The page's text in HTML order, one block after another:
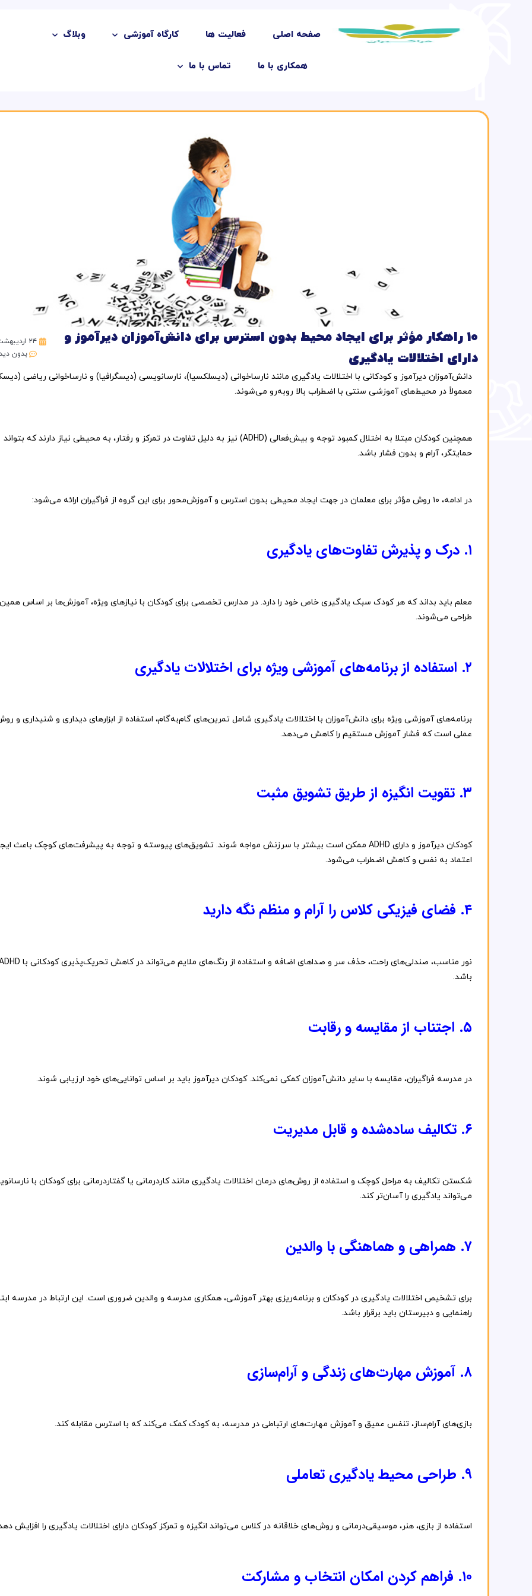
صفحه اصلی فعالیت ها کارگاه آموزشی وبلاگ
همکاری با ما تماس با ما
۱۰ راهکار مؤثر برای ایجاد محیط بدون استرس برای دانش‌آموزان دیرآموز و
دارای اختلالات یادگیری
۲۴ اردیبهشت ۱۴۰۴
بدون
دانش‌آموزان دیرآموز وکودکانی با اختلالات یادگیری مانند نارساخوانی (دیسلکسیا)، نارسانویسی (دیسگرافیا) و نارساخوانی ریاضی (
معمولاً در محیط‌هایآموزشی سنتی با اضطراب بالا روبه‌رو می‌شوند.
همچنینکودکان مبتلا به اختلالکمبود توجه و بیش‌فعالی (ADHD) نیز به دلیل تفاوت در تمرکز و رفتار، به محیطی نیاز دارندکه بتواند
حمایتگر،آرام و بدون فشار باشد.
در ادامه، ۱۰ روش مؤثر برای معلمان در جهت ایجاد محیطی بدون استرس وآموزش‌محور برای این گروه از فراگیران ارائه می‌شود:
۱. درک و پذیرش تفاوت‌های یادگیری
معلم باید بداندکه هرکودک سبک یادگیری خاص خود را دارد. در مدارس تخصصی برایکودکان با نیازهای ویژه،آموزش‌ها بر اساس همین
طراحی می‌شوند.
۲. استفاده از برنامه‌های آموزشی ویژه برای اختلالات یادگیری
برنامه‌هایآموزشی ویژه برای دانش‌آموزان با اختلالات یادگیری شامل تمرین‌های گام‌به‌گام، استفاده از ابزارهای دیداری و شنیداری و
عملی استکه فشارآموزش مستقیم راکاهش می‌دهد.
۳. تقویت انگیزه ازطریق تشویق مثبت
کودکان دیرآموز و دارای ADHD ممکن است بیشتر با سرزنش مواجه شوند. تشویق‌های پیوسته و توجه به پیشرفت‌هایکوچک باعث
اعتماد به نفس وکاهش اضطراب می‌شود.
۴. فضای فیزیکی کلاس را آرام و منظم نگه دارید
نور مناسب، صندلی‌های راحت، حذف سر و صداهای اضافه و استفاده از رنگ‌های ملایم می‌تواند درکاهش تحریک‌پذیریکودکانی با
باشد.
۵. اجتناب ازمقایسه و رقابت
در مدرسه فراگیران، مقایسه با سایر دانش‌آموزانکمکی نمی‌کند.کودکان دیرآموز باید بر اساس توانایی‌های خود ارزیابی شوند.
۶. تکالیف ساده‌شده و قابل مدیریت
شکستن تکالیف به مراحلکوچک و استفاده از روش‌های درمان اختلالات یادگیری مانندکاردرمانی یا گفتاردرمانی برایکودکان با
می‌تواند یادگیری راآسان‌ترکند.
۷. همراهی و هماهنگی با والدین
برای تشخیص اختلالات یادگیری درکودکان و برنامه‌ریزی بهترآموزشی، همکاری مدرسه و والدین ضروری است. این ارتباط در مدرسه
راهنمایی و دبیرستان باید برقرار باشد.
۸. آموزش مهارت‌های زندگی و آرام‌سازی
بازی‌هایآرام‌ساز، تنفس عمیق وآموزش مهارت‌های ارتباطی در مدرسه، بهکودککمک می‌کندکه با استرس مقابلهکند.
۹. طراحی محیطیادگیری تعاملی
استفاده از بازی، هنر، موسیقی‌درمانی و روش‌های خلاقانه درکلاس می‌تواند انگیزه و تمرکزکودکان دارای اختلالات یادگیری را افزایش
۱۰. فراهم کردن امکان انتخاب و مشارکت